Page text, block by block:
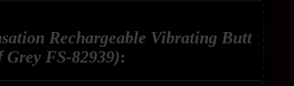
Rechargeable Vibrating Butt
FS-82939):